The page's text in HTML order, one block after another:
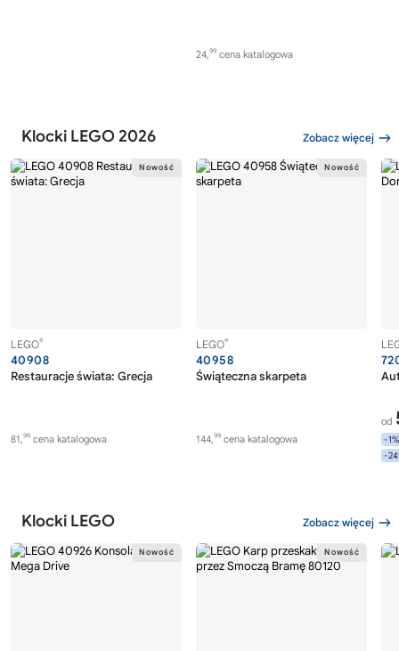
24,99 cena katalogowa
Klocki LEGO 2026 Zobacz więcej
LEGO®
40908
Restauracje świata: Grecja
81,99 cena katalogowa
LEGO®
40958
Świąteczna skarpeta
144,99 cena katalogowa
od
-1%
-
Klocki LEGO Zobacz więcej